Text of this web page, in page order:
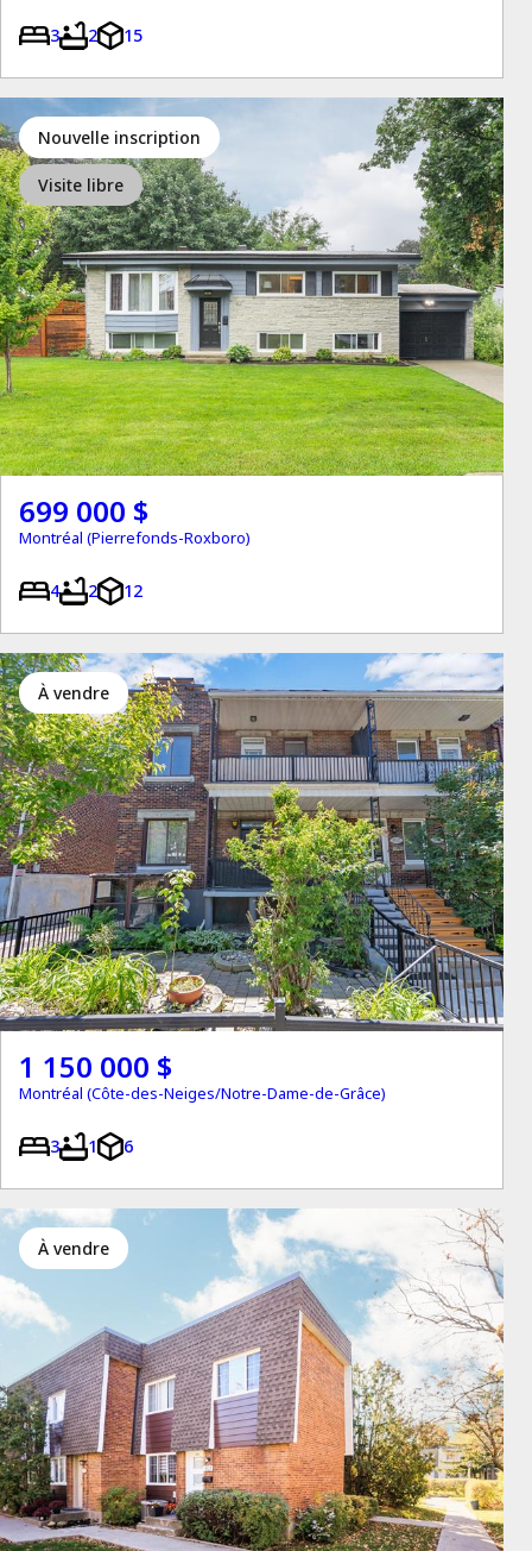
3 2 15
Nouvelle inscription
Visite libre
699 000 $
Montréal (Pierrefonds-Roxboro)
4 2 12
à vendre
1 150 000 $
Montréal (Côte-des-Neiges/Notre-Dame-de-Grâce)
3 1 6
à vendre